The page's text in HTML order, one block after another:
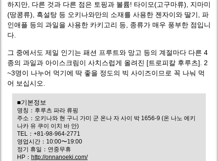
하지만, 다른 것과 다른 점은 토핑과 볼륨! 타이모(고구마류), 지마미
(땅콩류), 흑설탕 등 오키나와만의 소재를 사용한 젠자이와 딸기, 파
인애플 등의 과일을 사용한 카키고리 등, 종류가 매우 풍부한 점입니
다.
그 중에서도 제일 인기는 패션 프루트와 망고 등의 계절마다 다른 4
종의 과일과 아이스크림이 사치스럽게 올려진 [트로피칼 후루츠]. 2
~3명이 나누어 먹기에 딱 좋을 정도의 빅 사이즈이므로 꼭 나눠 먹
어 보십시오.
■기본정보
명칭：후루츠 파라 류핑
주소：오키나와 현 구니 가미 군 온나 자 사이 박 1656-9 (온 나노 에키
나카 유 쿠이 이치 바 안)
TEL：+81-98-964-2771
영업시간：10:00〜19:00
정기 휴일：연중무휴
HP： http://onnanoeki.com/